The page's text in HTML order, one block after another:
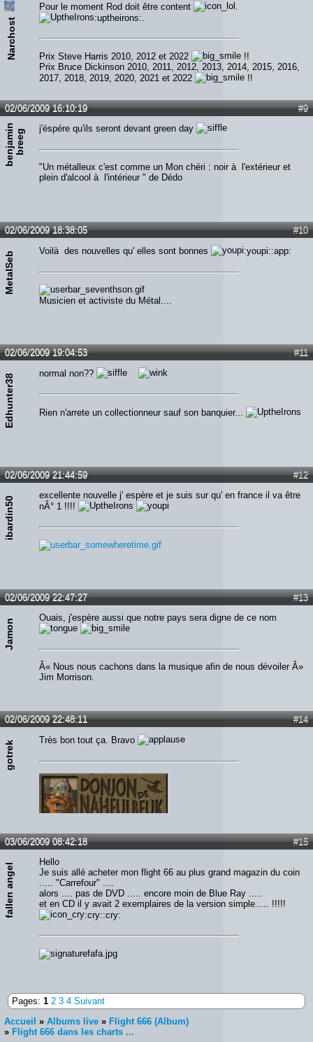
Narchost
Pour le moment Rod doit être content
:uptheirons:.
Prix Steve Harris 2010, 2012 et 2022
!!
Prix Bruce Dickinson 2010, 2011, 2012, 2013, 2014, 2015, 2016,
2017, 2018, 2019, 2020, 2021 et 2022
!!
#9
02/06/2009 16:10:19
b
e
n
j
a
mi
n
b
r
e
eg j'éspére qu'ils seront devant green day
"Un métalleux c'est comme un Mon chéri : noir à l'extérieur et
plein d'alcool à l'intérieur " de Dédo
#10
02/06/2009 18:38:05
MetalSeb Voilà des nouvelles qu' elles sont bonnes :youpi::app:
Musicien et activiste du Métal....
#11
02/06/2009 19:04:53
Edhunter38 normal non??
Rien n'arrete un collectionneur sauf son banquier...
#12
02/06/2009 21:44:59
ibardin50
excellente nouvelle j' espère et je suis sur qu' en france il va être
nÂ° 1 !!!!
#13
02/06/2009 22:47:27
Jamon
Ouais, j'espère aussi que notre pays sera digne de ce nom
Â« Nous nous cachons dans la musique afin de nous dévoiler Â»
Jim Morrison.
#14
02/06/2009 22:48:11
gotrek Très bon tout ça. Bravo
#15
03/06/2009 08:42:18
fallen angel
Hello
Je suis allé acheter mon flight 66 au plus grand magazin du coin
..... "Carrefour" ....
alors .... pas de DVD ..... encore moin de Blue Ray .....
et en CD il y avait 2 exemplaires de la version simple..... !!!!!
:cry::cry:
Pages: 1 2 3 4 Suivant
Accueil » Albums live » Flight 666 (Album)
» Flight 666 dans les charts ...